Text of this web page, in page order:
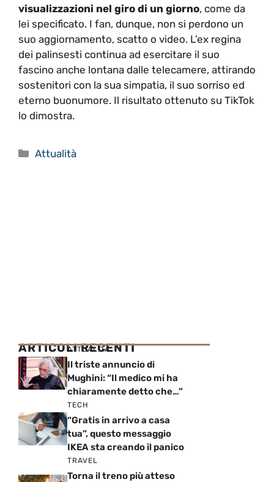
visualizzazioni nel giro di un giorno, come da
lei specificato. I fan, dunque, non si perdono un
suo aggiornamento, scatto o video. L’ex regina
dei palinsesti continua ad esercitare il suo
fascino anche lontana dalle telecamere, attirando
sostenitori con la sua simpatia, il suo sorriso ed
eterno buonumore. Il risultato ottenuto su TikTok
lo dimostra.
Categorie
Attualità
ARTICOLI RECENTI
ATTUALITÀ
Il triste annuncio di
Mughini: “Il medico mi ha
chiaramente detto che…”
TECH
“Gratis in arrivo a casa
tua”, questo messaggio
IKEA sta creando il panico
TRAVEL
Torna il treno più atteso